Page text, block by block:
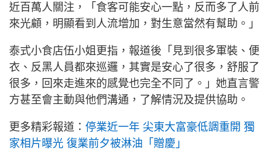
近百萬人關注，「食客可能安心一點，反而多了人前
來光顧，明顯看到人流增加，對生意當然有幫助。」
泰式小食店伍小姐更指，報道後「見到很多軍裝、便
衣、反黑人員都來巡邏，其實是安心了很多，舒服了
很多，回來走進來的感覺也完全不同了。」她直言警
方甚至會主動與他們溝通，了解情況及提供協助。
更多精彩報道： 停業近一年 尖東大富豪低調重開 獨
家相片曝光 復業前夕被淋油「贈慶」